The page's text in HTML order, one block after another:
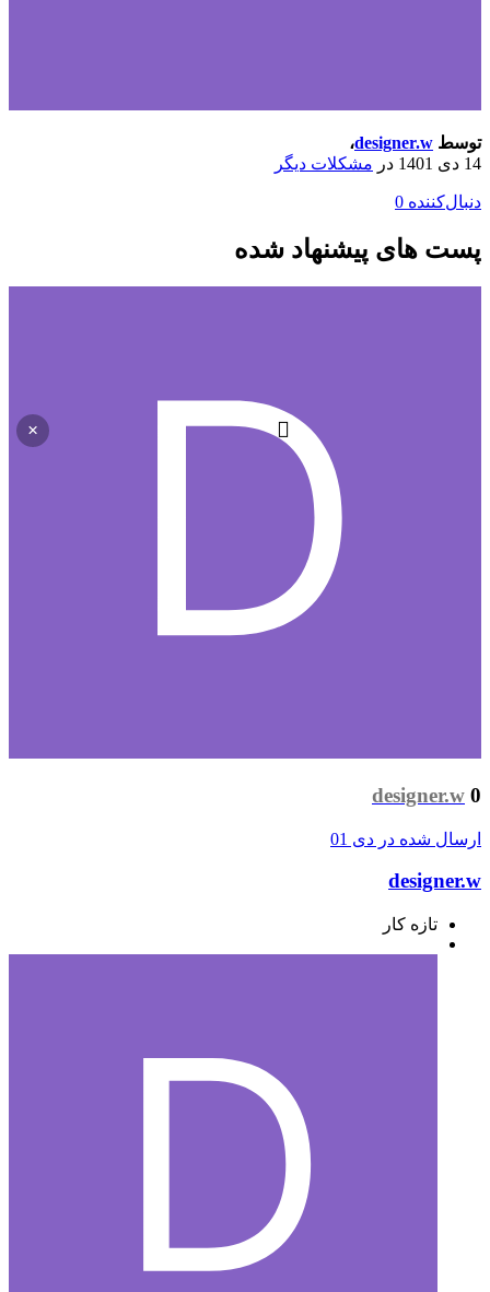
×
توسط designer.w،
14 دی 1401
در مشکلات دیگر
دنبال‌کننده 0
پست های پیشنهاد شده
designer.w 0
ارسال شده در دی 01
designer.w
تازه کار